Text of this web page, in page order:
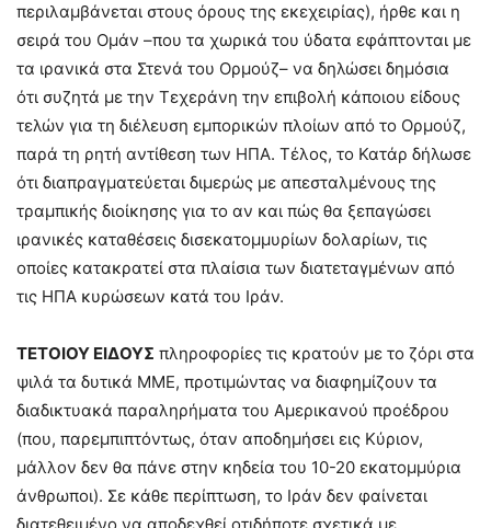
περιλαμβάνεται στους όρους της εκεχειρίας), ήρθε και η
σειρά του Ομάν –που τα χωρικά του ύδατα εφάπτονται με
τα ιρανικά στα Στενά του Ορμούζ– να δηλώσει δημόσια
ότι συζητά με την Τεχεράνη την επιβολή κάποιου είδους
τελών για τη διέλευση εμπορικών πλοίων από το Ορμούζ,
παρά τη ρητή αντίθεση των ΗΠΑ. Τέλος, το Κατάρ δήλωσε
ότι διαπραγματεύεται διμερώς με απεσταλμένους της
τραμπικής διοίκησης για το αν και πώς θα ξεπαγώσει
ιρανικές καταθέσεις δισεκατομμυρίων δολαρίων, τις
οποίες κατακρατεί στα πλαίσια των διατεταγμένων από
τις ΗΠΑ κυρώσεων κατά του Ιράν.
ΤΕΤΟΙΟΥ ΕΙΔΟΥΣ πληροφορίες τις κρατούν με το ζόρι στα
ψιλά τα δυτικά ΜΜΕ, προτιμώντας να διαφημίζουν τα
διαδικτυακά παραληρήματα του Αμερικανού προέδρου
(που, παρεμπιπτόντως, όταν αποδημήσει εις Κύριον,
μάλλον δεν θα πάνε στην κηδεία του 10-20 εκατομμύρια
άνθρωποι). Σε κάθε περίπτωση, το Ιράν δεν φαίνεται